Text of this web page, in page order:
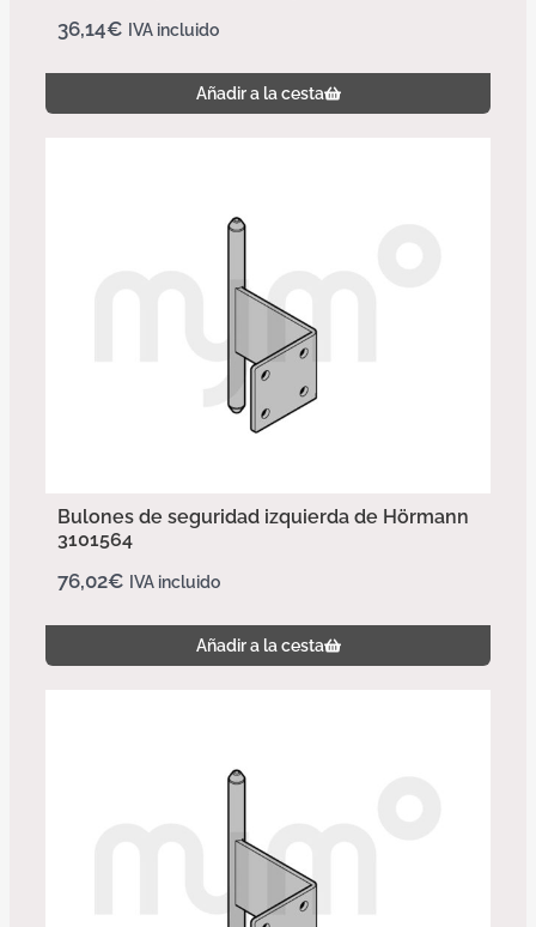
36,14€ IVA incluido
Añadir a la cesta
Bulones de seguridad izquierda de Hörmann
3101564
76,02€ IVA incluido
Añadir a la cesta